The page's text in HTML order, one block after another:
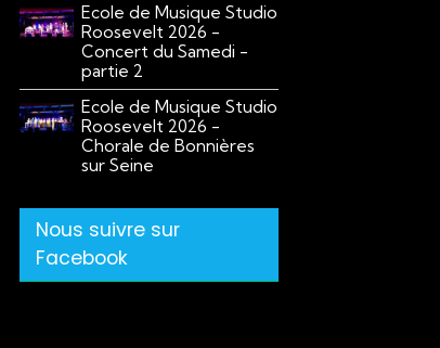
Ecole de Musique Studio
Roosevelt 2026 -
Concert du Samedi -
partie 2
Ecole de Musique Studio
Roosevelt 2026 -
Chorale de Bonnières
sur Seine
Nous suivre sur
Facebook